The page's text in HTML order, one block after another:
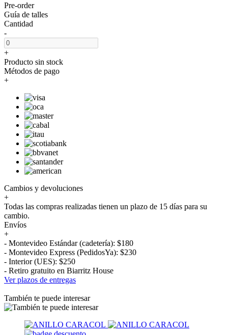
Pre-order
Guía de talles
Cantidad
-
+
Producto sin stock
Métodos de pago
+
Cambios y devoluciones
+
Todas las compras realizadas tienen un plazo de 15 días para su
cambio.
Envíos
+
- Montevideo Estándar (cadetería): $180
- Montevideo Express (PedidosYa): $230
- Interior (UES): $250
- Retiro gratuito en Biarritz House
Ver plazos de entregas
También te puede interesar